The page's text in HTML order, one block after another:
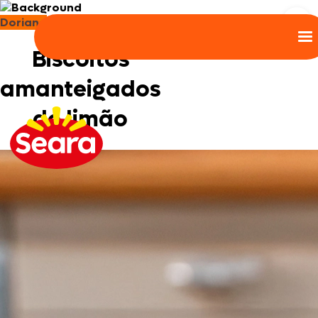
Doriana
Biscoitos
amanteigados
de limão